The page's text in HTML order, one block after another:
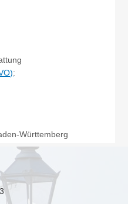
:
Württemberg